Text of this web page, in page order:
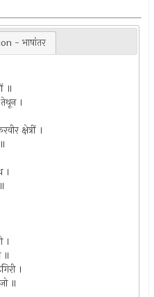
- भाषांतर
॥
।
क्षेत्रीं ।
।
।
॥
।
॥